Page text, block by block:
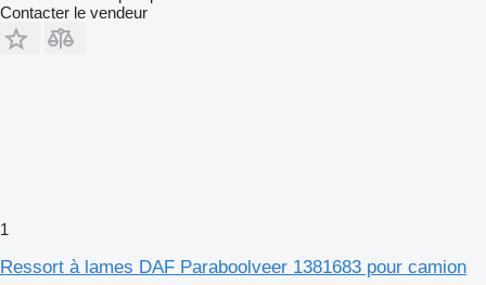
Contacter le vendeur
1
Ressort à lames DAF Paraboolveer 1381683 pour camion